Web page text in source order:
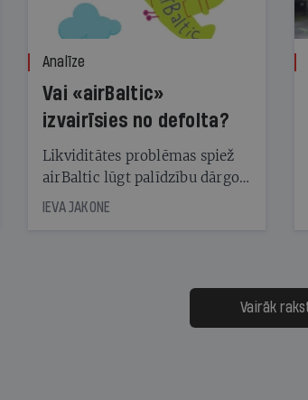
Analīze
Vai «airBaltic»
izvairīsies no defolta?
Likviditātes problēmas spiež
airBaltic lūgt palīdzību dārgo
obligāciju turētājiem, taču
samaksāt augstos procentus,
kas jāpārskaita jau trīs dienas
pirms nākamās sapulces
IEVA JAKONE
Vairāk